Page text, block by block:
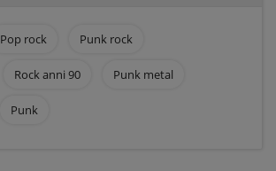
Pop rock Punk rock
Rock anni 90 Punk metal
Punk